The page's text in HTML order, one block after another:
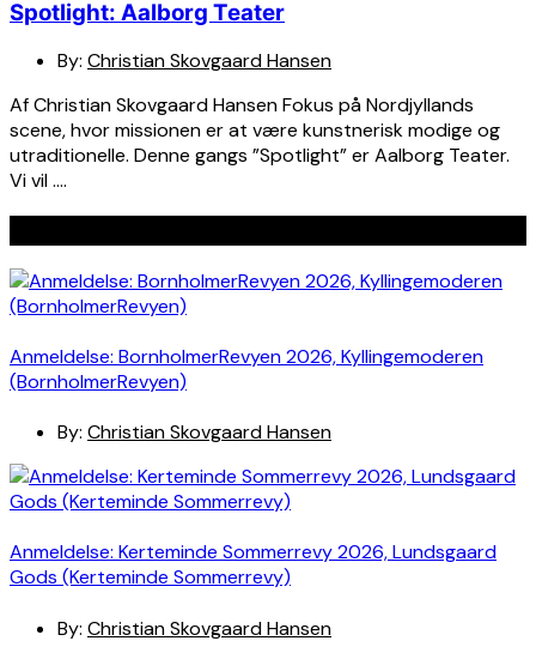
Spotlight: Aalborg Teater
By: Christian Skovgaard Hansen
Af Christian Skovgaard Hansen Fokus på Nordjyllands
scene, hvor missionen er at være kunstnerisk modige og
utraditionelle. Denne gangs ”Spotlight” er Aalborg Teater.
Vi vil ….
Anmeldelse: BornholmerRevyen 2026, Kyllingemoderen
(BornholmerRevyen)
By: Christian Skovgaard Hansen
Anmeldelse: Kerteminde Sommerrevy 2026, Lundsgaard
Gods (Kerteminde Sommerrevy)
By: Christian Skovgaard Hansen